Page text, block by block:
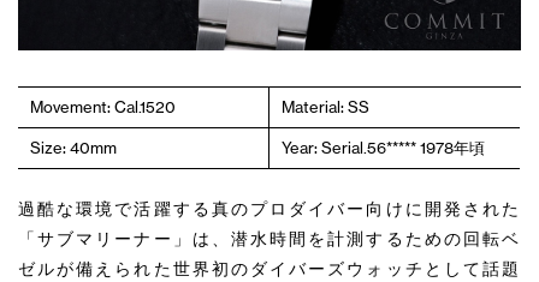
Movement: Cal.1520 Material: SS
Size: 40mm Year: Serial.56***** 1978年頃
過酷な環境で活躍する真のプロダイバー向けに開発された
「サブマリーナー」は、潜水時間を計測するための回転ベ
ゼルが備えられた世界初のダイバーズウォッチとして話題